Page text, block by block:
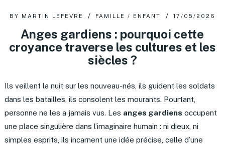
BY MARTIN LEFEVRE FAMILLE / ENFANT 17/05/2026
Anges gardiens : pourquoi cette
croyance traverse les cultures et les
siècles ?
Ils veillent la nuit sur les nouveau-nés, ils guident les soldats
dans les batailles, ils consolent les mourants. Pourtant,
personne ne les a jamais vus. Les anges gardiens occupent
une place singulière dans l’imaginaire humain : ni dieux, ni
simples esprits, ils incarnent une idée précise, celle d’une